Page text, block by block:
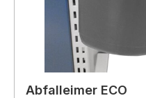
Abfalleimer ECO